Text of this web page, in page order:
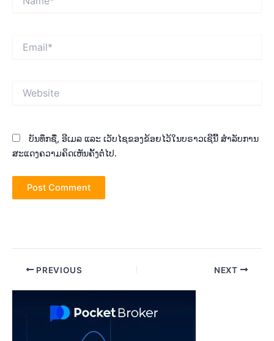
ບັນທຶກຊື່, ອີເມລ ແລະ ເວັບໄຊຂອງຂ້ອຍໄວ້ໃນບຣາວເຊີນີ້ ສຳລັບການ
ສະແດງຄວາມຄິດເຫັນຄັ້ງຕໍ່ໄປ.
Post PREVIOUS NEXT